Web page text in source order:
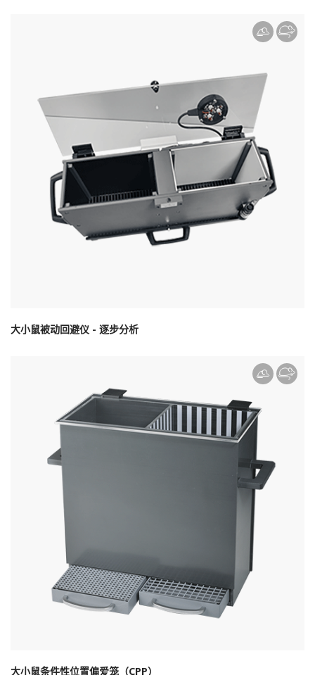
大小鼠被动回避仪 - 逐步分析
大小鼠条件性位置偏爱笼（CPP）